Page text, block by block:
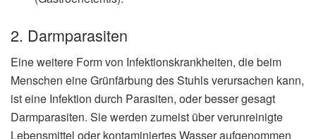
2. Darmparasiten
Eine weitere Form von Infektionskrankheiten, die beim
Menschen eine Grünfärbung des Stuhls verursachen kann,
ist eine Infektion durch Parasiten, oder besser gesagt
Darmparasiten. Sie werden zumeist über verunreinigte
Lebensmittel oder kontaminiertes Wasser aufgenommen